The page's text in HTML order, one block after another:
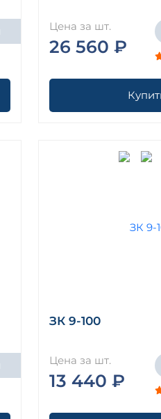
Цена за шт.
26 560 ₽
ЗК 9-100
Цена за шт.
13 440 ₽